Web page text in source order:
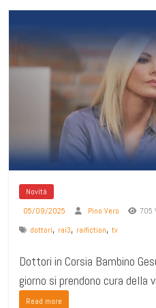
Novità
05/09/2025
Pino Vero 705
dottori, rai3, raifiction,tv
Dottori in Corsia Bambino
giorno si prendono cura della
Read more